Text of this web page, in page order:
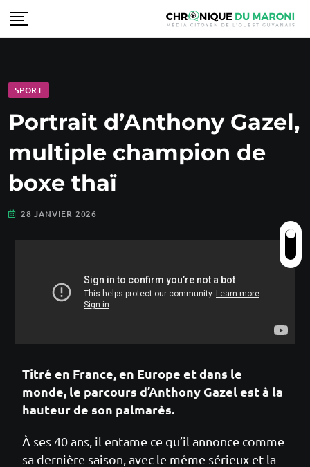
SPORT
Portrait d’Anthony Gazel,
multiple champion de
boxe thaï
28 JANVIER 2026
Titré en France, en Europe et dans le
monde, le parcours d’Anthony Gazel est à la
hauteur de son palmarès.
À ses 40 ans, il entame ce qu’il annonce comme
sa dernière saison, avec le même sérieux et la